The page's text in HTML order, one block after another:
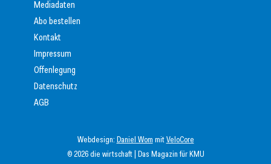
© 2026 die wirtschaft | Das Magazin für KMU
Webdesign: Daniel Wom mitVeloCore
Mediadaten
Abo bestellen
Kontakt
Impressum
Offenlegung
Datenschutz
AGB